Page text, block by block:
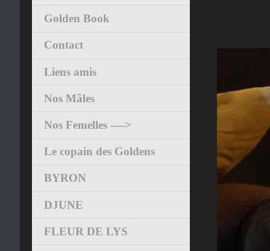
Golden Book
Contact
Liens amis
Nos Mâles
Nos Femelles ---->
Le copain des Goldens
BYRON
DJUNE
FLEUR DE LYS